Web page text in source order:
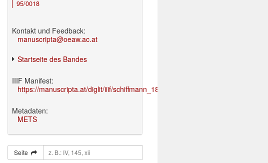
95/0018
Kontakt und Feedback:
manuscripta@oeaw.ac.at
Startseite des Bandes
IIIF Manifest:
https://manuscripta.at/diglit/iiif/schiffmann_1895/manifest.json
Metadaten:
METS
Seite